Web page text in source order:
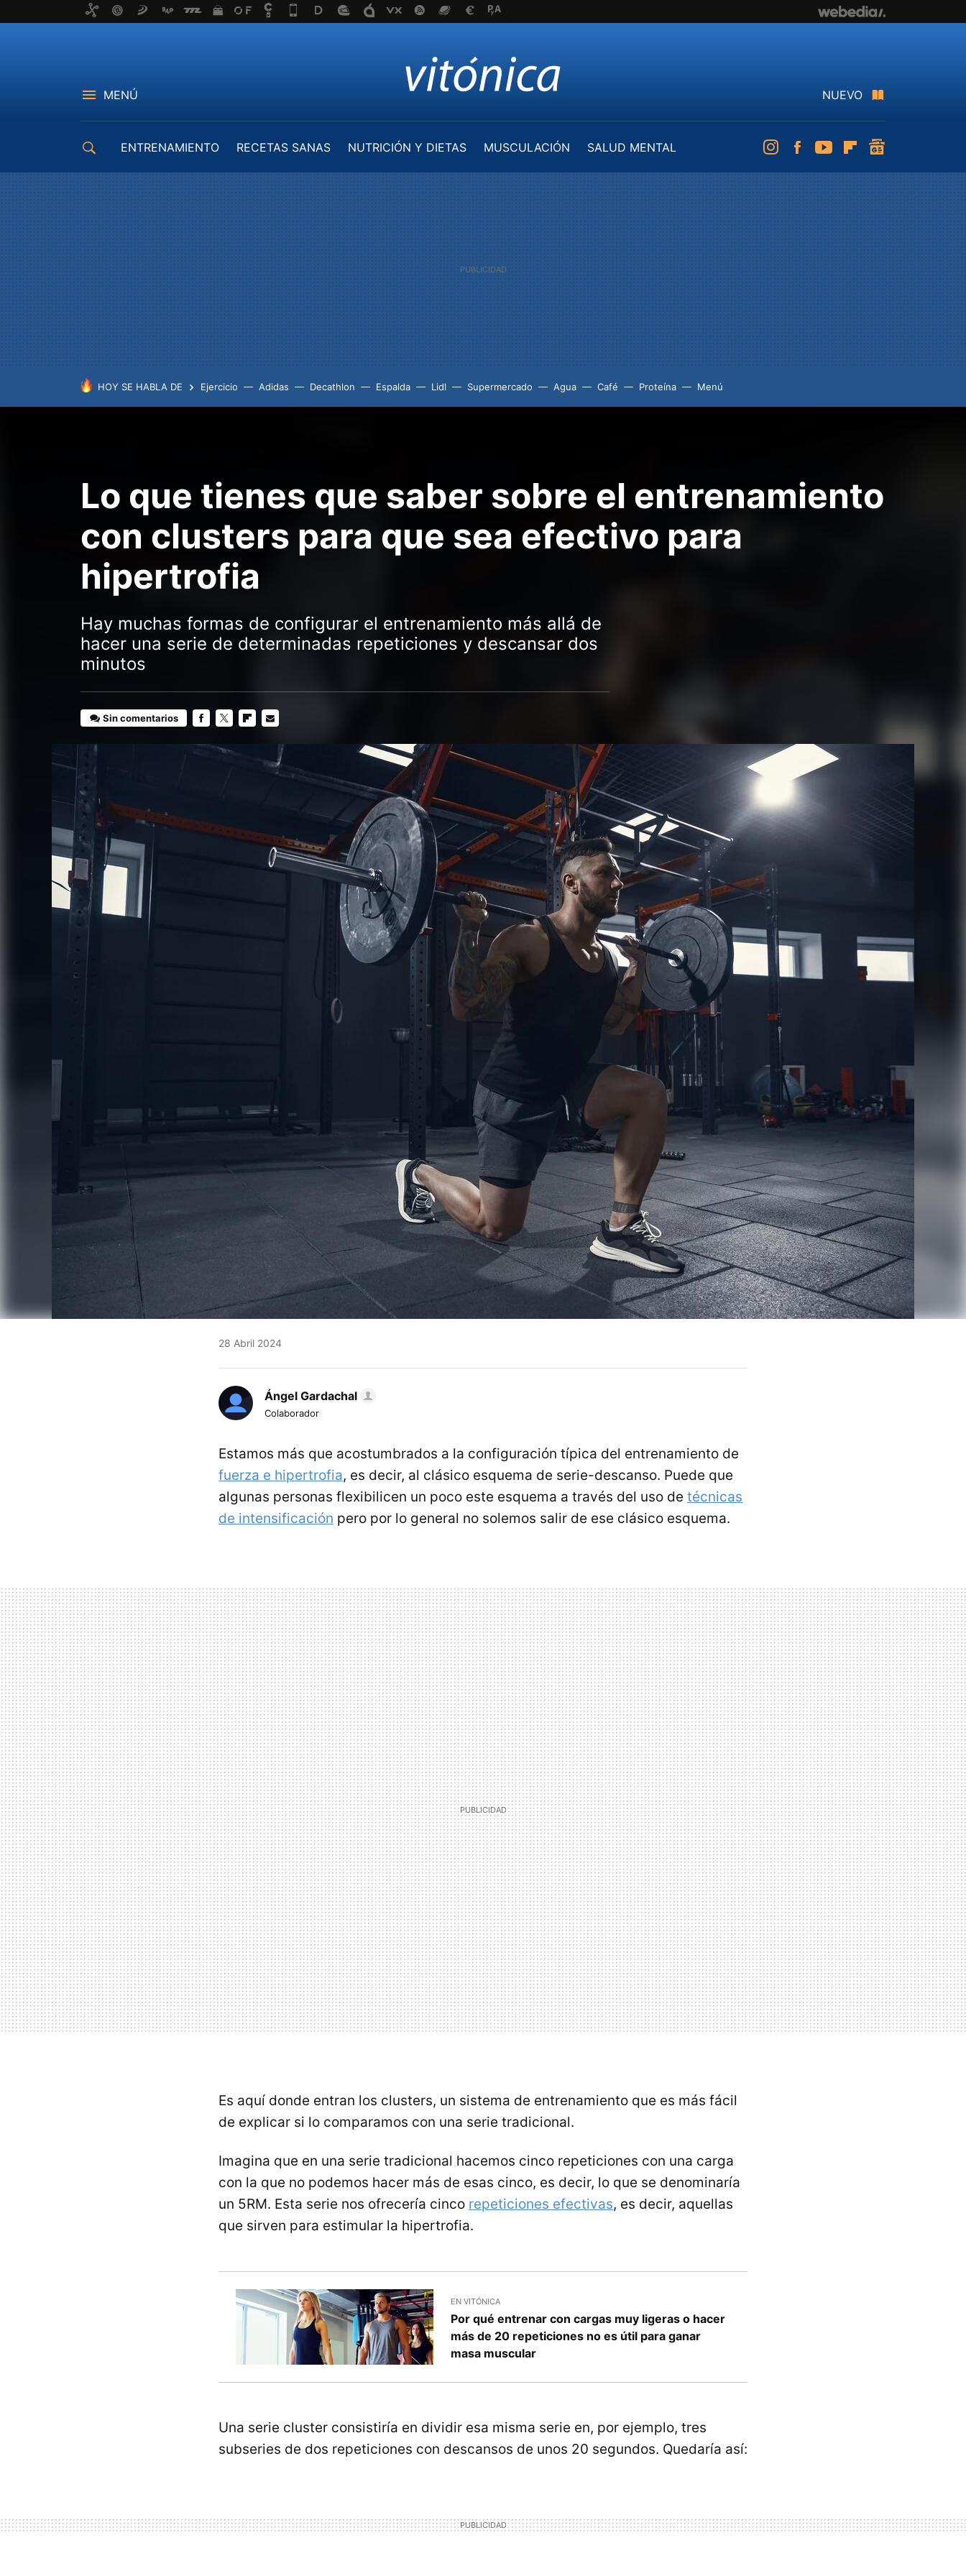
MENÚ NUEVO
ENTRENAMIENTO RECETAS SANAS NUTRICIÓN Y DIETAS MUSCULACIÓN
SALUD MENTAL
InstagramFacebookYoutubeFlipboard
HOY SE HABLA DE Ejercicio Adidas Decathlon Espalda Lidl Supermercado Agua Café Proteína Menú
Lo que tienes que saber sobre el entrenamiento
con clusters para que sea efectivo para
hipertrofia
Hay muchas formas de configurar el entrenamiento más allá de
hacer una serie de determinadas repeticiones y descansar dos
minutos
Sin comentarios
MAIL
28 Abril 2024
Ángel Gardachal
Colaborador
Estamos más que acostumbrados a la configuración típica del entrenamiento de
fuerza e hipertrofia, es decir, al clásico esquema de serie-descanso. Puede que
algunas personas flexibilicen un poco este esquema a través del uso de técnicas
de intensificación pero por lo general no solemos salir de ese clásico esquema.
Es aquí donde entran los clusters, un sistema de entrenamiento que es más fácil
de explicar si lo comparamos con una serie tradicional.
Imagina que en una serie tradicional hacemos cinco repeticiones con una carga
con la que no podemos hacer más de esas cinco, es decir, lo que se denominaría
un 5RM. Esta serie nos ofrecería cinco repeticiones efectivas, es decir, aquellas
que sirven para estimular la hipertrofia.
EN VITÓNICA
Por qué entrenar con cargas muy ligeras o hacer
más de 20 repeticiones no es útil para ganar
masa muscular
Una serie cluster consistiría en dividir esa misma serie en, por ejemplo, tres
subseries de dos repeticiones con descansos de unos 20 segundos. Quedaría así: